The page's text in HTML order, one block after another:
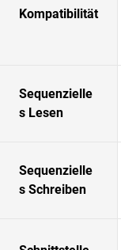
Kompatibilität
Sequenzielle
s Lesen
Sequenzielle
s Schreiben